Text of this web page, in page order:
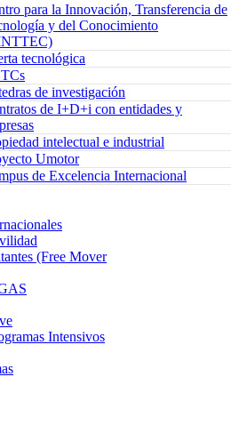
para la Innovación, Transferencia de
y del Conocimiento
tecnológica
de investigación
de I+D+i con entidades y
intelectual e industrial
Umotor
de Excelencia Internacional
(Free Mover
Intensivos